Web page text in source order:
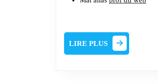
LIRE PLUS
LIRE
PLUS